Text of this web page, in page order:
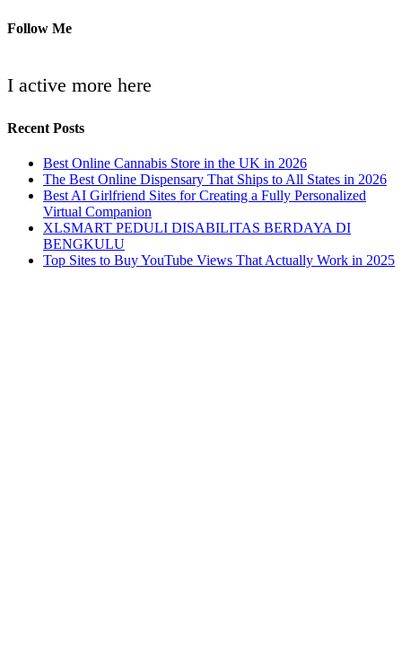
Follow Me
I active more here
Recent Posts
Best Online Cannabis Store in the UK in 2026
The Best Online Dispensary That Ships to All States in 2026
Best AI Girlfriend Sites for Creating a Fully Personalized
Virtual Companion
XLSMART PEDULI DISABILITAS BERDAYA DI
BENGKULU
Top Sites to Buy YouTube Views That Actually Work in 2025